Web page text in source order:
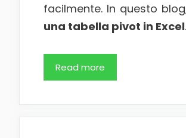
facilmente. In questo
una tabella pivot in Excel.
Read more